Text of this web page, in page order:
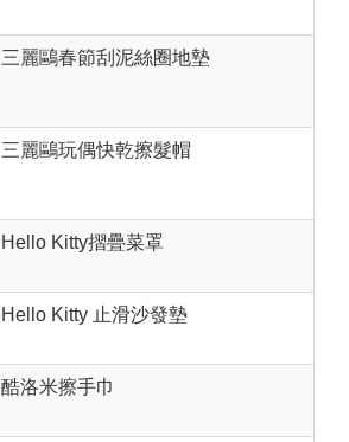
三麗鷗春節刮泥絲圈地墊
三麗鷗玩偶快乾擦髮帽
Hello Kitty摺疊菜罩
Hello Kitty 止滑沙發墊
酷洛米擦手巾